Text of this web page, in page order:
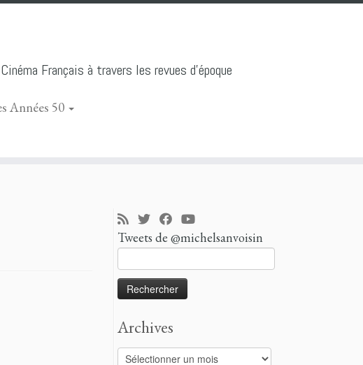
Français à travers les revues d'époque
Années 50
Tweets de @michelsanvoisin
Archives
Archives